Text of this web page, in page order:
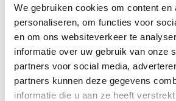
We gebruiken cookies om content en
personaliseren, om functies voor
en om ons websiteverkeer te
informatie over uw gebruik van onze
partners voor social media,
partners kunnen deze gegevens
informatie die u aan ze heeft
1 tot 2 werkdagen
23,95
Bekijken